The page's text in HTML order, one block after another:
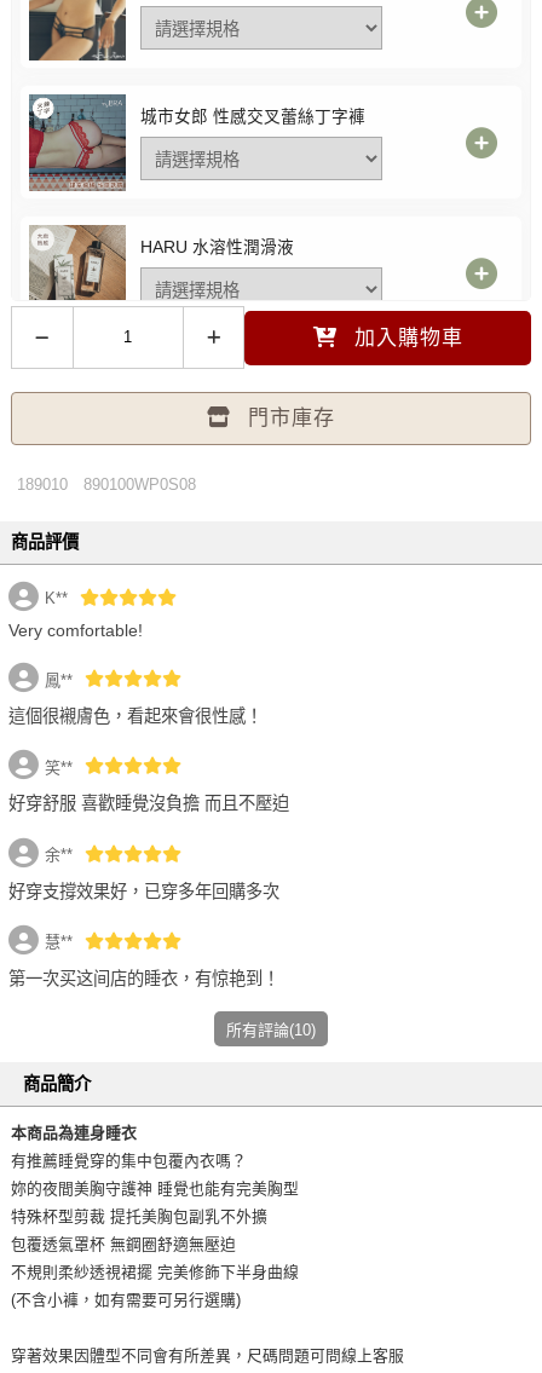
城市女郎 性感交叉蕾絲丁字褲
HARU 水溶性潤滑液
FREE 粉 -選購價$129 (現省30元)
加入購物車
門市庫存
189010 890100WP0S08
商品評價
K**
Very comfortable!
鳳**
這個很襯膚色，看起來會很性感！
笑**
好穿舒服 喜歡睡覺沒負擔 而且不壓迫
余**
好穿支撐效果好，已穿多年回購多次
慧**
第一次买这间店的睡衣，有惊艳到！
所有評論(10)
商品簡介
本商品為連身睡衣
有推薦睡覺穿的集中包覆內衣嗎？
妳的夜間美胸守護神 睡覺也能有完美胸型
特殊杯型剪裁 提托美胸包副乳不外擴
包覆透氣罩杯 無鋼圈舒適無壓迫
不規則柔紗透視裙擺 完美修飾下半身曲線
(不含小褲，如有需要可另行選購)
穿著效果因體型不同會有所差異，尺碼問題可問線上客服